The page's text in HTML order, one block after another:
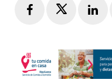
FacebookTwitter